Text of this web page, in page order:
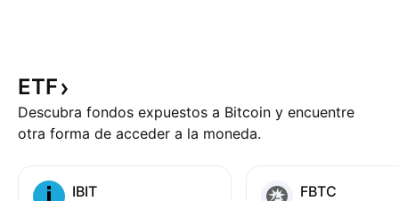
ETF
Descubra fondos expuestos a Bitcoin y encuentre
otra forma de acceder a la moneda.
IBIT FBTC